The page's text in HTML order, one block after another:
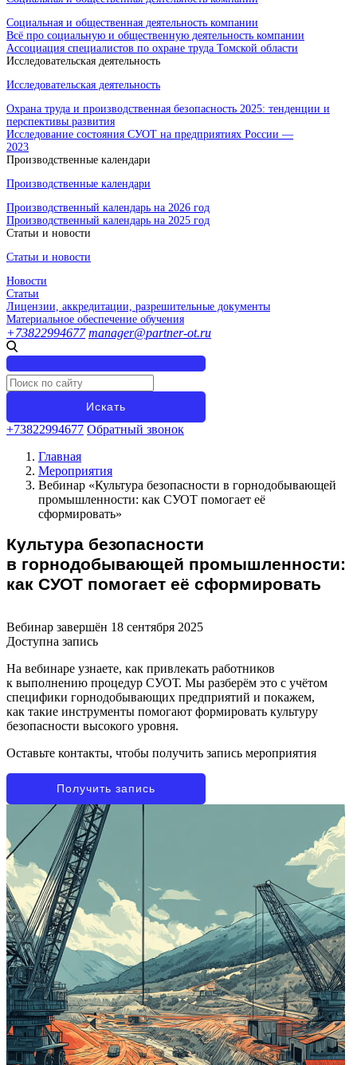
Социальная и общественная деятельность компании
Всё про социальную и общественную деятельность компании
Ассоциация специалистов по охране труда Томской области
Исследовательская деятельность
Исследовательская деятельность
Охрана труда и производственная безопасность 2025: тенденции и
перспективы развития
Исследование состояния СУОТ на предприятиях России —
2023
Производственные календари
Производственные календари
Производственный календарь на 2026 год
Производственный календарь на 2025 год
Статьи и новости
Статьи и новости
Новости
Статьи
Лицензии, аккредитации, разрешительные документы
Материальное обеспечение обучения
+73822994677 manager@partner-ot.ru
+73822994677 Обратный звонок
Главная
Мероприятия
Вебинар «Культура безопасности в горнодобывающей
промышленности: как СУОТ помогает её
сформировать»
Культура безопасности
в горнодобывающей промышленности:
как СУОТ помогает её сформировать
Вебинар завершён 18 сентября 2025
Доступна запись
На вебинаре узнаете, как привлекать работников
к выполнению процедур СУОТ. Мы разберём это с учётом
специфики горнодобывающих предприятий и покажем,
как такие инструменты помогают формировать культуру
безопасности высокого уровня.
Оставьте контакты, чтобы получить запись мероприятия
Получить запись